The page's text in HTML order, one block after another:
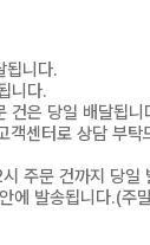
됩니다.
니다.
건은 당일 배달됩니
객센터로 상담 부탁
주문 건까지 당일
에 발송됩니다.(주